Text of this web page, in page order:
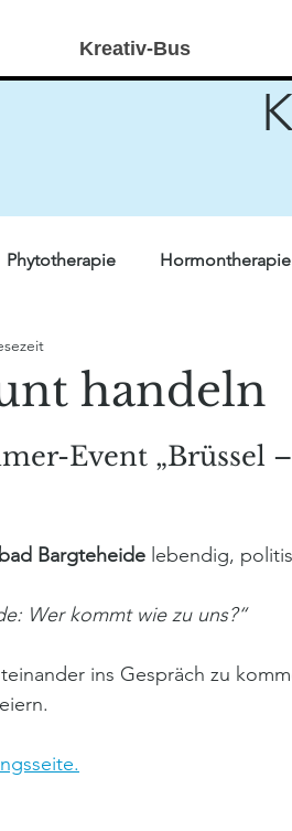
Kreativ-Bus
Phytotherapie Hormontherapie
handeln
Event „Brüssel
Bargteheide lebendig,
Wer kommt wie zu uns?“
ins Gespräch zu